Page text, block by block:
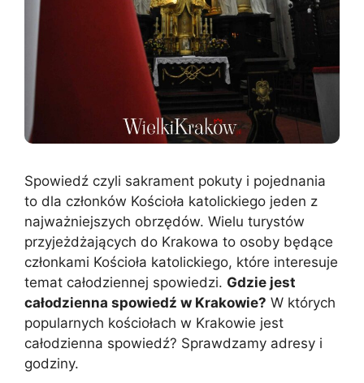
Spowiedź czyli sakrament pokuty i pojednania
to dla członków Kościoła katolickiego jeden z
najważniejszych obrzędów. Wielu turystów
przyjeżdżających do Krakowa to osoby będące
członkami Kościoła katolickiego, które interesuje
temat całodziennej spowiedzi. Gdzie jest
całodzienna spowiedź w Krakowie? W których
popularnych kościołach w Krakowie jest
całodzienna spowiedź? Sprawdzamy adresy i
godziny.